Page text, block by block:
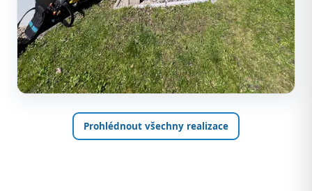
Prohlédnout všechny realizace